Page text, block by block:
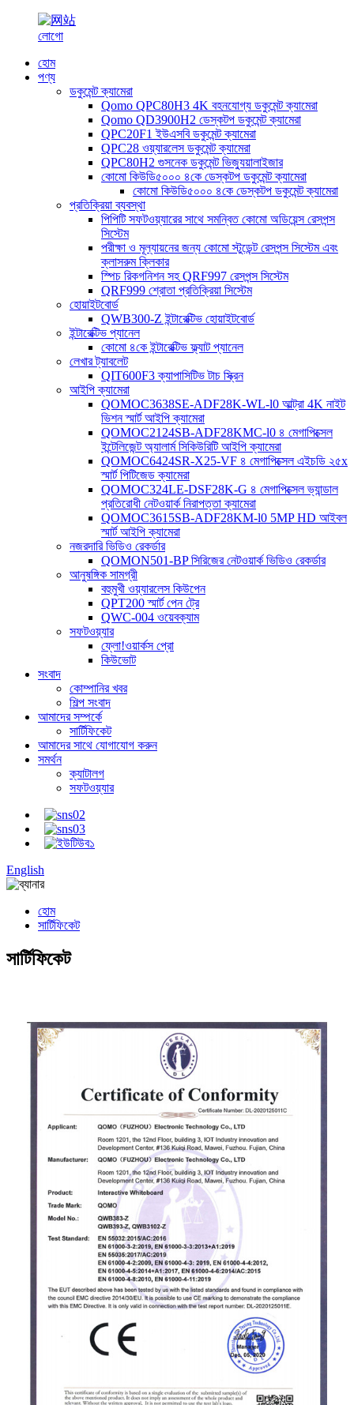
হোম
পণ্য
ডকুমেন্ট ক্যামেরা
Qomo QPC80H3 4K বহনযোগ্য ডকুমেন্ট ক্যামেরা
Qomo QD3900H2 ডেস্কটপ ডকুমেন্ট ক্যামেরা
QPC20F1 ইউএসবি ডকুমেন্ট ক্যামেরা
QPC28 ওয়্যারলেস ডকুমেন্ট ক্যামেরা
QPC80H2 গুসনেক ডকুমেন্ট ভিজ্যুয়ালাইজার
কোমো কিউডি৫০০০ ৪কে ডেস্কটপ ডকুমেন্ট ক্যামেরা
কোমো কিউডি৫০০০ ৪কে ডেস্কটপ ডকুমেন্ট ক্যামেরা
প্রতিক্রিয়া ব্যবস্থা
পিপিটি সফটওয়্যারের সাথে সমন্বিত কোমো অডিয়েন্স রেসপন্স
সিস্টেম
পরীক্ষা ও মূল্যায়নের জন্য কোমো স্টুডেন্ট রেসপন্স সিস্টেম এবং
ক্লাসরুম ক্লিকার
স্পিচ রিকগনিশন সহ QRF997 রেসপন্স সিস্টেম
QRF999 শ্রোতা প্রতিক্রিয়া সিস্টেম
হোয়াইটবোর্ড
QWB300-Z ইন্টারেক্টিভ হোয়াইটবোর্ড
ইন্টারেক্টিভ প্যানেল
কোমো ৪কে ইন্টারেক্টিভ ফ্ল্যাট প্যানেল
লেখার ট্যাবলেট
QIT600F3 ক্যাপাসিটিভ টাচ স্ক্রিন
আইপি ক্যামেরা
QOMOC3638SE-ADF28K-WL-l0 ​​আল্ট্রা 4K নাইট
ভিশন স্মার্ট আইপি ক্যামেরা
QOMOC2124SB-ADF28KMC-l0 ৪ মেগাপিক্সেল
ইন্টেলিজেন্ট অ্যালার্ম সিকিউরিটি আইপি ক্যামেরা
QOMOC6424SR-X25-VF ৪ মেগাপিক্সেল এইচডি ২৫x
স্মার্ট পিটিজেড ক্যামেরা
QOMOC324LE-DSF28K-G ৪ মেগাপিক্সেল ভ্যান্ডাল
প্রতিরোধী নেটওয়ার্ক নিরাপত্তা ক্যামেরা
QOMOC3615SB-ADF28KM-l0 5MP HD আইবল
স্মার্ট আইপি ক্যামেরা
নজরদারি ভিডিও রেকর্ডার
QOMON501-BP সিরিজের নেটওয়ার্ক ভিডিও রেকর্ডার
আনুষঙ্গিক সামগ্রী
বহুমুখী ওয়্যারলেস কিউপেন
QPT200 স্মার্ট পেন ট্রে
QWC-004 ওয়েবক্যাম
সফটওয়্যার
ফ্লো!ওয়ার্কস প্রো
কিউভোট
সংবাদ
কোম্পানির খবর
শিল্প সংবাদ
আমাদের সম্পর্কে
সার্টিফিকেট
আমাদের সাথে যোগাযোগ করুন
সমর্থন
ক্যাটালগ
সফটওয়্যার
English
হোম
সার্টিফিকেট
সার্টিফিকেট